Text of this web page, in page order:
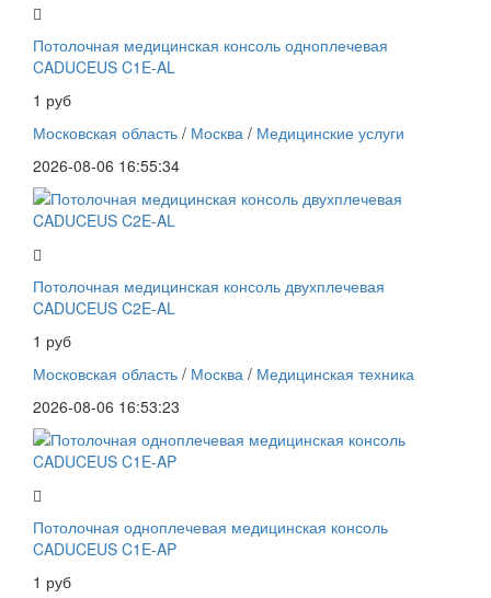
Потолочная медицинская консоль одноплечевая
CADUCEUS C1E-AL
1 руб
Московская область / Москва / Медицинские услуги
2026-08-06 16:55:34
Потолочная медицинская консоль двухплечевая
CADUCEUS C2E-AL
1 руб
Московская область / Москва / Медицинская техника
2026-08-06 16:53:23
Потолочная одноплечевая медицинская консоль
CADUCEUS C1E-AP
1 руб